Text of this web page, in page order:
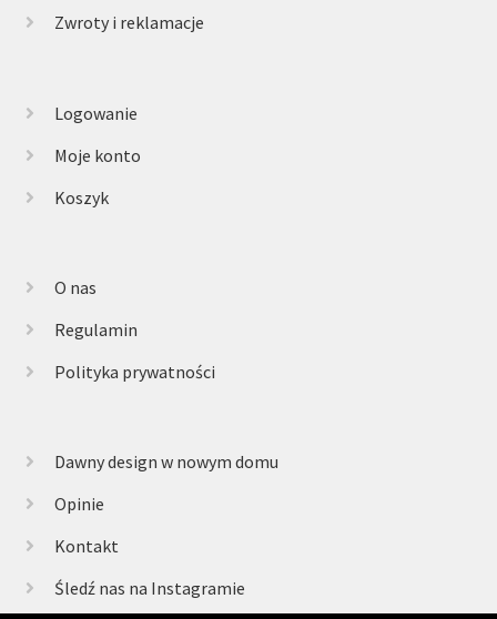
Zwroty i reklamacje
Logowanie
Moje konto
Koszyk
O nas
Regulamin
Polityka prywatności
Dawny design w nowym domu
Opinie
Kontakt
Śledź nas na Instagramie